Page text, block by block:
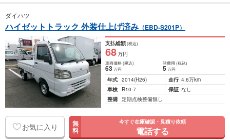
ダイハツ
ハイゼットトラック 外装仕上げ済み （EBD-S201P）
支払総額(税込)
68万円
車両価格(税込)
63万円
諸費用 (税込)
5 万円
年式 2014(H26) 走行 4.6万km
車検
R10.7 保証 なし
整備 定期点検整備無し
お気に入り 無
料
今すぐ在庫確認・見積り依頼
電話する